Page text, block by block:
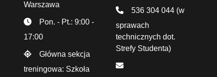
Warszawa
Pon. - Pt.: 9:00 -
17:00
Główna sekcja
treningowa: Szkoła
536 304 044 (w
sprawach
technicznych dot.
Strefy Studenta)